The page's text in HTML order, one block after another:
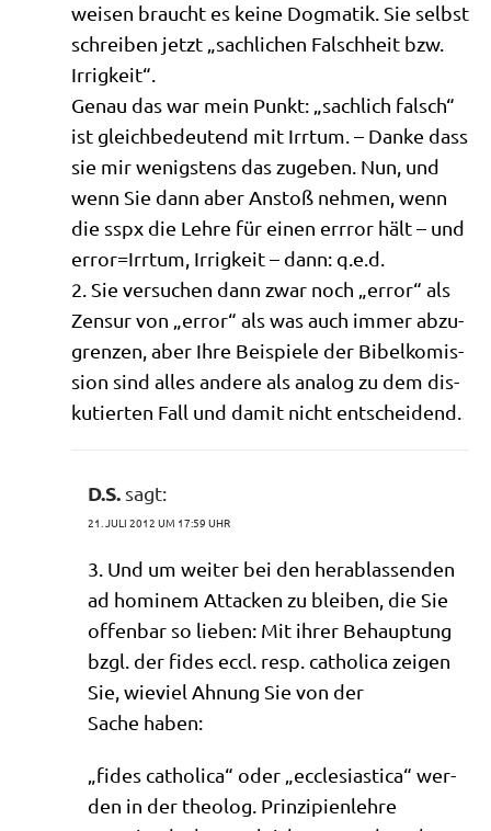
wei­sen braucht es kei­ne Dog­ma­tik. Sie selbst
schrei­ben jetzt „sach­li­chen Falsch­heit bzw.
Irrigkeit“.
Genau das war mein Punkt: „sach­lich falsch“
ist gleich­be­deu­tend mit Irr­tum. – Dan­ke dass
sie mir wenig­stens das zuge­ben. Nun, und
wenn Sie dann aber Anstoß neh­men, wenn
die sspx die Leh­re für einen err­ror hält – und
error=Irrtum, Irrig­keit – dann: q.e.d.
2. Sie ver­su­chen dann zwar noch „error“ als
Zen­sur von „error“ als was auch immer abzu­
gren­zen, aber Ihre Bei­spie­le der Bibel­ko­mis­
si­on sind alles ande­re als ana­log zu dem dis­
ku­tier­ten Fall und damit nicht entscheidend.
D.S. sagt:
21. JULI 2012 UM 17:59 UHR
3. Und um wei­ter bei den her­ab­las­sen­den
ad homi­nem Attacken zu blei­ben, die Sie
offen­bar so lie­ben: Mit ihrer Behaup­tung
bzgl. der fides eccl. resp. catho­li­ca zei­gen
Sie, wie­viel Ahnung Sie von der
Sache haben:
„fides catho­li­ca“ oder „eccle­sia­sti­ca“ wer­
den in der theo­log. Prin­zi­pi­en­leh­re